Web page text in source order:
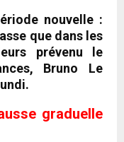
nouvelle :
que dans les
prévenu le
Bruno Le
graduelle